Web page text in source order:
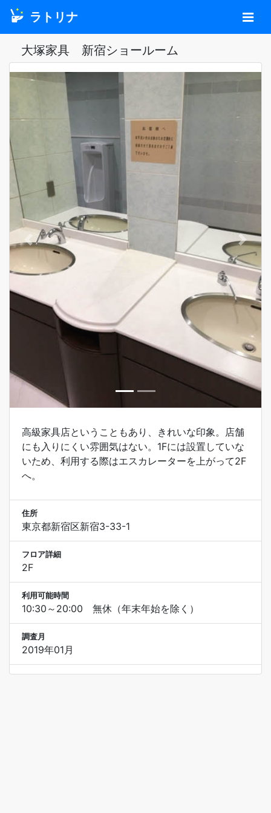
ラトリナ
大塚家具 新宿ショールーム
Previous Next
高級家具店ということもあり、きれいな印象。店舗
にも入りにくい雰囲気はない。1Fには設置していな
いため、利用する際はエスカレーターを上がって2F
へ。
住所
東京都新宿区新宿3-33-1
フロア詳細
2F
利用可能時間
10:30～20:00 無休（年末年始を除く）
調査月
2019年01月